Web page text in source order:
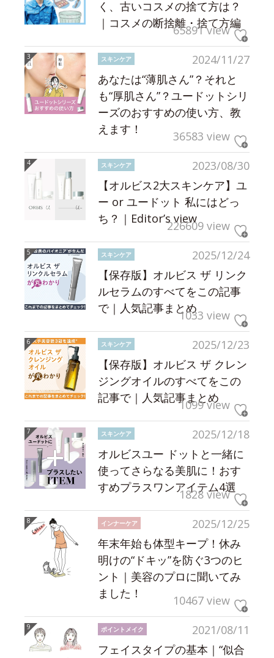
く、古いコスメの捨て方は？
｜コスメの断捨離・捨て方編
65891 view
2024/11/27
スキンケア
あなたは“薄肌さん”？それと
も“厚肌さん”？ユードットシリ
ーズのおすすめの使い方、教
えます！
36583 view
2023/08/30
スキンケア
【オルビス2大スキンケア】ユ
ー or ユードット 私にはどっ
ち？｜Editor’s view226609 view
2025/12/24
スキンケア
【保存版】オルビス ザ リンク
ルセラムのすべてをこの記事
で｜人気記事まとめ1033 view
2025/12/23
スキンケア
【保存版】オルビス ザ クレン
ジングオイルのすべてをこの
記事で｜人気記事まとめ
1099 view
2025/12/18
スキンケア
オルビスユー ドットと一緒に
使ってさらなる美肌に！おす
すめプラスワンアイテム4選
1828 view
2025/12/25
インナーケア
年末年始も体型キープ！休み
明けの“ドキッ”を防ぐ3つのヒ
ント｜美容のプロに聞いてみ
ました！
10467 view
2021/08/11
ポイントメイク
フェイスタイプの基本｜“似合